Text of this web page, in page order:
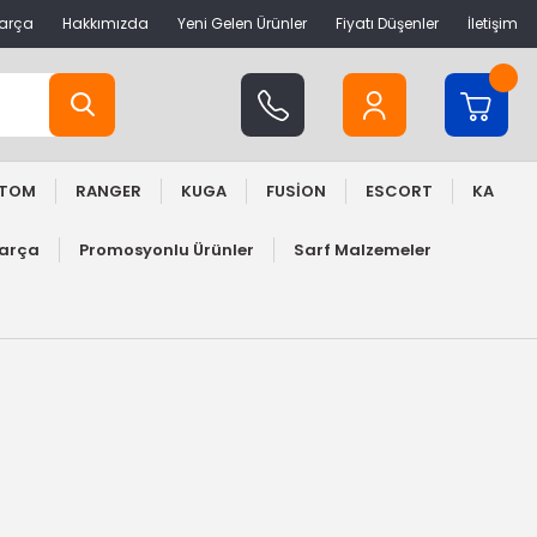
Hakkımızda Yeni Gelen Ürünler Fiyatı Düşenler İletişim
RANGER KUGA FUSİON ESCORT KA
Promosyonlu Ürünler Sarf Malzemeler